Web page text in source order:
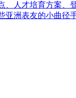
、人才培育方案、
亚洲表友的小曲径